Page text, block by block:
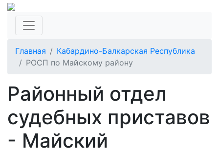
Главная
Кабардино-Балкарская Республика
РОСП по Майскому району
Районный отдел
судебных приставов
- Майский